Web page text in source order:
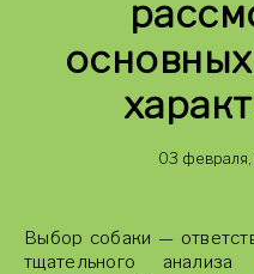
03
Выбор собаки —
тщательного